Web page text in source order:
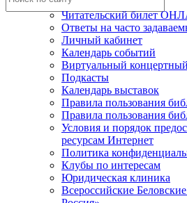
Читательский билет
Ответы на часто
Личный кабинет
Календарь событий
Виртуальный
Подкасты
Календарь выставок
Правила пользования
Правила пользования
Условия и порядок
ресурсам Интернет
Политика
Клубы по интересам
Юридическая клиника
Всероссийские